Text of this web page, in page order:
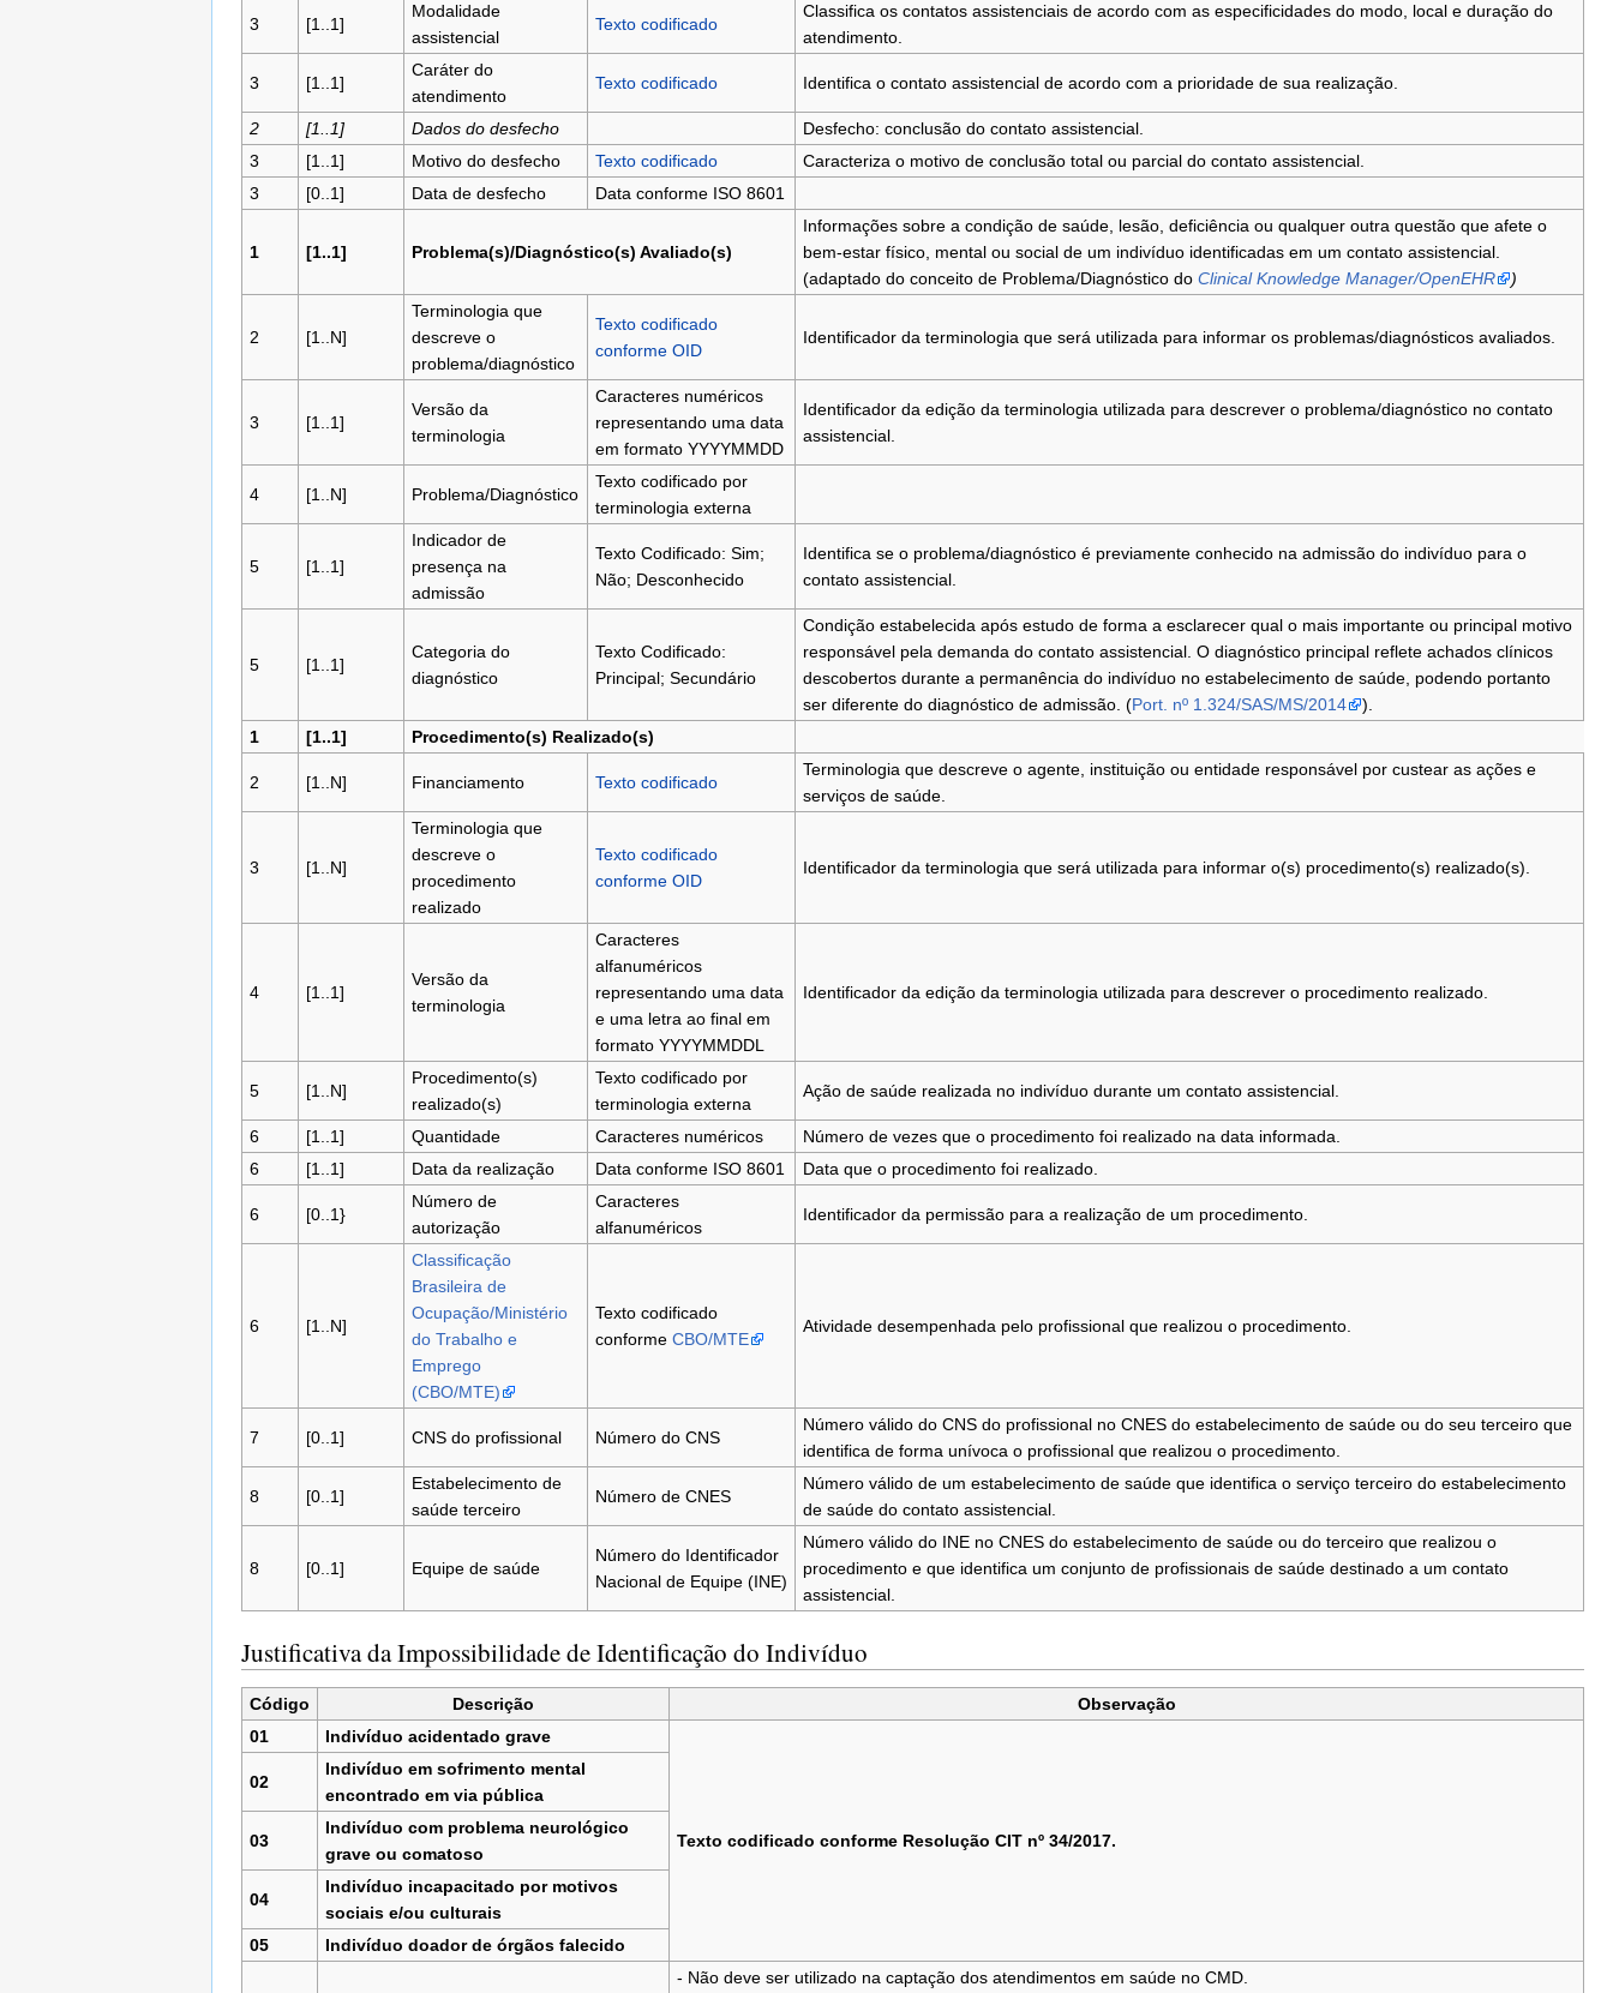
3 [1..1]
Modalidade
assistencial
Texto codificado
Classifica os contatos assistenciais de acordo com as especificidades do modo, local e duração do
atendimento.
3 [1..1]
Caráter do
atendimento
Texto codificado Identifica o contato assistencial de acordo com a prioridade de sua realização.
2 [1..1] Dados do desfecho
Desfecho: conclusão do contato assistencial.
3
[1..1] Motivo do desfecho Texto codificado
Caracteriza o motivo de conclusão total ou parcial do contato assistencial.
3
[0..1] Data de desfecho Data conforme ISO 8601
1 [1..1] Problema(s)/Diagnóstico(s) Avaliado(s)
Informações sobre a condição de saúde, lesão, deficiência ou qualquer outra questão que afete o
bem-estar físico, mental ou social de um indivíduo identificadas em um contato assistencial.
(adaptado do conceito de Problema/Diagnóstico do Clinical Knowledge Manager/OpenEHR )
2 [1..N]
Terminologia que
descreve o
problema/diagnóstico
Texto codificado
conforme OID
Identificador da terminologia que será utilizada para informar os problemas/diagnósticos avaliados.
3 [1..1]
Versão da
terminologia
Caracteres numéricos
representando uma data
em formato YYYYMMDD
Identificador da edição da terminologia utilizada para descrever o problema/diagnóstico no contato
assistencial.
4 [1..N] Problema/Diagnóstico
Texto codificado por
terminologia externa
5 [1..1]
Indicador de
presença na
admissão
Texto Codificado: Sim;
Não; Desconhecido
Identifica se o problema/diagnóstico é previamente conhecido na admissão do indivíduo para o
contato assistencial.
5 [1..1]
Categoria do
diagnóstico
Texto Codificado:
Principal; Secundário
Condição estabelecida após estudo de forma a esclarecer qual o mais importante ou principal motivo
responsável pela demanda do contato assistencial. O diagnóstico principal reflete achados clínicos
descobertos durante a permanência do indivíduo no estabelecimento de saúde, podendo portanto
ser diferente do diagnóstico de admissão. (Port. nº 1.324/SAS/MS/2014
).
1
[1..1] Procedimento(s) Realizado(s)
2 [1..N] Financiamento Texto codificado
Terminologia que descreve o agente, instituição ou entidade responsável por custear as ações e
serviços de saúde.
3 [1..N]
Terminologia que
descreve o
procedimento
realizado
Texto codificado
conforme OID
Identificador da terminologia que será utilizada para informar o(s) procedimento(s) realizado(s).
4 [1..1]
Versão da
terminologia
Caracteres
alfanuméricos
representando uma data
e uma letra ao final em
formato YYYYMMDDL
Identificador da edição da terminologia utilizada para descrever o procedimento realizado.
5 [1..N]
Procedimento(s)
realizado(s)
Texto codificado por
terminologia externa
Ação de saúde realizada no indivíduo durante um contato assistencial.
6 [1..1] Quantidade Caracteres numéricos
Número de vezes que o procedimento foi realizado na data informada.
6
[1..1] Data da realização Data conforme ISO 8601 Data que o procedimento foi realizado.
6 [0..1}
Número de
autorização
Caracteres
alfanuméricos
Identificador da permissão para a realização de um procedimento.
6 [1..N]
Classificação
Brasileira de
Ocupação/Ministério
do Trabalho e
Emprego
(CBO/MTE)
Texto codificado
conforme CBO/MTE
Atividade desempenhada pelo profissional que realizou o procedimento.
7 [0..1] CNS do profissional Número do CNS
Número válido do CNS do profissional no CNES do estabelecimento de saúde ou do seu terceiro que
identifica de forma unívoca o profissional que realizou o procedimento.
8 [0..1]
Estabelecimento de
saúde terceiro
Número de CNES
Número válido de um estabelecimento de saúde que identifica o serviço terceiro do estabelecimento
de saúde do contato assistencial.
8 [0..1] Equipe de saúde
Número do Identificador
Nacional de Equipe (INE)
Número válido do INE no CNES do estabelecimento de saúde ou do terceiro que realizou o
procedimento e que identifica um conjunto de profissionais de saúde destinado a um contato
assistencial.
Justificativa da Impossibilidade de Identificação do Indivíduo
Código Descrição
Observação
01
Indivíduo acidentado grave
Texto codificado conforme Resolução CIT nº 34/2017.
02
Indivíduo em sofrimento mental
encontrado em via pública
03
Indivíduo com problema neurológico
grave ou comatoso
04
Indivíduo incapacitado por motivos
sociais e/ou culturais
05
Indivíduo doador de órgãos falecido
- Não deve ser utilizado na captação dos atendimentos em saúde no CMD.